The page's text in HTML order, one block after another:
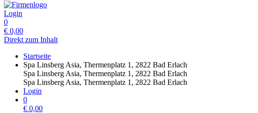
Login
0
€ 0,00
Direkt zum Inhalt
Startseite
Spa Linsberg Asia, Thermenplatz 1, 2822 Bad Erlach
Spa Linsberg Asia, Thermenplatz 1, 2822 Bad Erlach
Spa Linsberg Asia, Thermenplatz 1, 2822 Bad Erlach
Login
0
€ 0,00